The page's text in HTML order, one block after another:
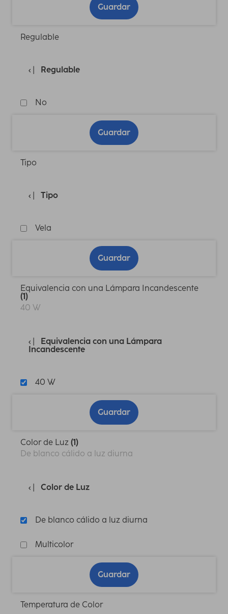
Guardar
Regulable
Regulable
No
Guardar
Tipo
Tipo
Vela
Guardar
Equivalencia con una Lámpara Incandescente
(1)
40 W
Equivalencia con una Lámpara
Incandescente
40 W
Guardar
Color de Luz (1)
De blanco cálido a luz diurna
Color de Luz
De blanco cálido a luz diurna
Multicolor
Guardar
Temperatura de Color